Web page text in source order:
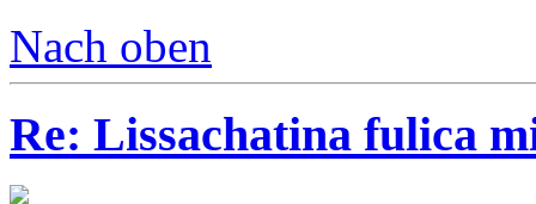
Nach oben
Re: Lissachatina fulica